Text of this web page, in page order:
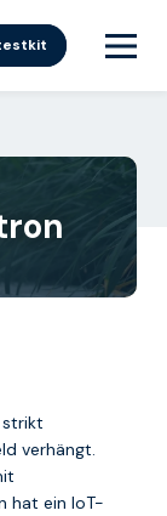
strikt
verhängt.
hat ein IoT-